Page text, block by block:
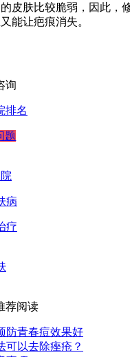
皮肤比较脆弱，因此，
能让疤痕消失。
询
排名
题
病
疗
荐阅读
防青春痘效果好
可以去除痤疮？